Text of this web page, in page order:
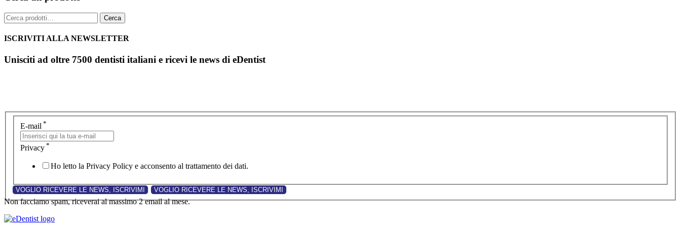
Cerca: Cerca
ISCRIVITI ALLA NEWSLETTER
Unisciti ad oltre 7500 dentisti italiani e ricevi le news di eDentist
E-mail *
Privacy *
Ho letto la Privacy Policy e acconsento al trattamento dei dati.
Non facciamo spam, riceverai al massimo 2 email al mese.